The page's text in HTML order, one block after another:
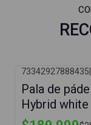
73342927888435|
Pala de
Hybrid